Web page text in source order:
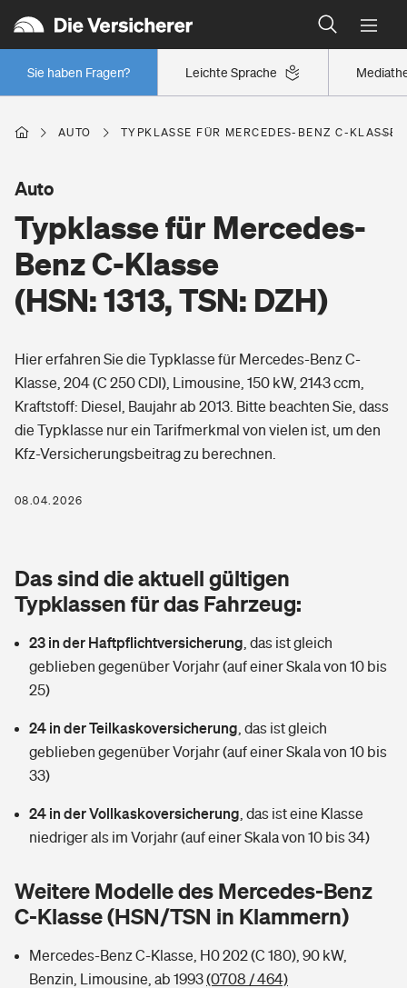
Leichte Sprache
Sie haben Fragen?
Wer versichert was: Jetzt Versicherer finden
Regionalklassen: So ist Ihre Region eingestuft
Wer versichert was: Jetzt Versicherer finden
Berufsunfähigkeitsversicherung
Arbeitsrechtsschutz
Berufshaftpflichtversicherung
Rentenrechner: Wie viel Geld bekomme ich im Alter?
Wer versichert was: Jetzt Versicherer finden
Sie haben Fragen?
Wohnen
Wohngebäudeversicherung
Hausratversicherung
Elementarversicherung
Photovoltaik
Wärmepumpen versichern
Vermieterrrechtsschutz
Mietkautionsversicherung
Restkreditversicherung
Zur Übersicht
Wer versichert was: Jetzt Versicherer finden
Sie haben Fragen?
Pri­vate Haft­pflicht­
Rechts­schutz­ver­si­che­rung
Kinderunfall­ver­si­che­rung
Reiseversicherung
Handyversicherung
Musikinstrumentenversicherung
Zur Übersicht
Gesundheit
Private Krankenversicherung
Tierkrankenversicherung
Zur Übersicht
Wer versichert was: Jetzt Versicherer finden
Sie haben Fragen?
AUTO TYPKLASSE FÜR MERCEDES-BENZ C-KLASSE
Typklasse für Mercedes-
Benz C-Klasse
(HSN: 1313, TSN: DZH)
Auto
Hier erfahren Sie die Typklasse für Mercedes-Benz C-
Klasse, 204 (C 250 CDI), Limousine, 150 kW, 2143 ccm,
Kraftstoff: Diesel, Baujahr ab 2013. Bitte beachten Sie, dass
die Typklasse nur ein Tarifmerkmal von vielen ist, um den
Kfz-Versicherungsbeitrag zu berechnen.
08.04.2026
Das sind die aktuell gültigen
Typklassen für das Fahrzeug:
23 in der Haftpflichtversicherung das ist gleich
geblieben gegenüber Vorjahr (auf einer Skala von 10 bis
25)
24 in der Teilkaskoversicherung das ist gleich
geblieben gegenüber Vorjahr (auf einer Skala von 10 bis
33)
24 in der Vollkaskoversicherung das ist eine Klasse
niedriger als im Vorjahr (auf einer Skala von 10 bis 34)
Weitere Modelle des Mercedes-Benz
C-Klasse (HSN/TSN in Klammern)
Mercedes-Benz C-Klasse, H0 202 (C 180), 90 kW,
Benzin, Limousine, ab 1993(0708 / 464)